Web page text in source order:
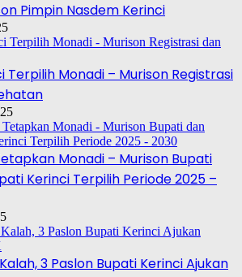
Pimpin Nasdem Kerinci
Terpilih Monadi – Murison Registrasi
Monadi – Murison Bupati
Kerinci Terpilih Periode 2025 –
3 Paslon Bupati Kerinci Ajukan